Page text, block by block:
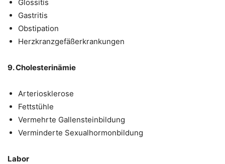
Glossitis
Gastritis
Obstipation
Herzkranzgefäßerkrankungen
9. Cholesterinämie
Arteriosklerose
Fettstühle
Vermehrte Gallensteinbildung
Verminderte Sexualhormonbildung
Labor